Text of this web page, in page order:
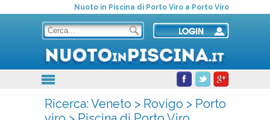
Nuoto in Piscina di Porto Viro a Porto Viro
Ricerca:Veneto > Rovigo > Porto